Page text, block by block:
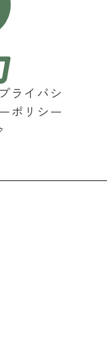
プライバシ
ーポリシー